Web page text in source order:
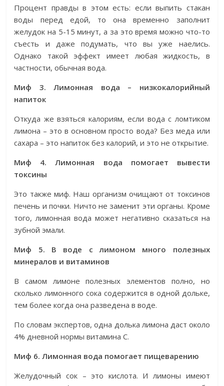
Процент правды в этом есть: если выпить стакан
воды перед едой, то она временно заполнит
желудок на 5-15 минут, а за это время можно что-то
съесть и даже подумать, что вы уже наелись.
Однако такой эффект имеет любая жидкость, в
частности, обычная вода.
Миф 3. Лимонная вода – низкокалорийный
напиток
Откуда же взяться калориям, если вода с ломтиком
лимона – это в основном просто вода? Без меда или
сахара – это напиток без калорий, и это не открытие.
Миф 4. Лимонная вода помогает вывести
токсины
Это также миф. Наш организм очищают от токсинов
печень и почки. Ничто не заменит эти органы. Кроме
того, лимонная вода может негативно сказаться на
зубной эмали.
Миф 5. В воде с лимоном много полезных
минералов и витаминов
В самом лимоне полезных элементов полно, но
сколько лимонного сока содержится в одной дольке,
тем более когда она разведена в воде.
По словам экспертов, одна долька лимона даст около
4% дневной нормы витамина С.
Миф 6. Лимонная вода помогает пищеварению
Желудочный сок – это кислота. И лимоны имеют